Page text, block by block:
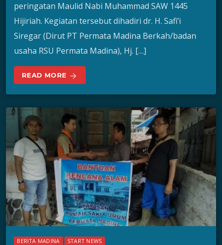
peringatan Maulid Nabi Muhammad SAW 1445
Hijiriah. Kegiatan tersebut dihadiri dr. H. Safi’i
Siregar (Dirut PT Permata Madina Berkah/badan
usaha RSU Permata Madina), Hj. […]
READ MORE arrow_forward
BERITA MADINA START NEWS